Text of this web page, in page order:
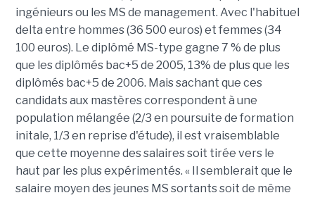
ingénieurs ou les MS de management. Avec l'habituel
delta entre hommes (36 500 euros) et femmes (34
100 euros). Le diplômé MS-type gagne 7 % de plus
que les diplômés bac+5 de 2005, 13% de plus que les
diplômés bac+5 de 2006. Mais sachant que ces
candidats aux mastères correspondent à une
population mélangée (2/3 en poursuite de formation
initale, 1/3 en reprise d'étude), il est vraisemblable
que cette moyenne des salaires soit tirée vers le
haut par les plus expérimentés. « Il semblerait que le
salaire moyen des jeunes MS sortants soit de même